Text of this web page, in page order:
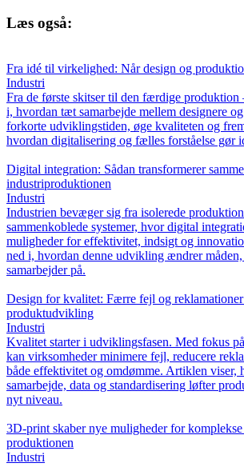
Læs også:
Fra idé til virkelighed: Når design og
Industri
Fra de første skitser til den færdige produktion
i, hvordan tæt samarbejde mellem designere
forkorte udviklingstiden, øge kvaliteten og
hvordan digitalisering og fælles forståelse gør
Digital integration: Sådan transformerer
industriproduktionen
Industri
Industrien bevæger sig fra isolerede
sammenkoblede systemer, hvor digital
muligheder for effektivitet, indsigt og
ned i, hvordan denne udvikling ændrer
samarbejder på.
Design for kvalitet: Færre fejl og reklamationer
produktudvikling
Industri
Kvalitet starter i udviklingsfasen. Med fokus
kan virksomheder minimere fejl, reducere
både effektivitet og omdømme. Artiklen
samarbejde, data og standardisering løfter
nyt niveau.
3D-print skaber nye muligheder for
produktionen
Industri